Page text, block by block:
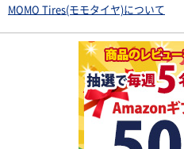
MOMO Tires(モモタイヤ)について